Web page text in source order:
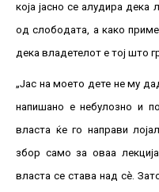
која јасно се алудира
од слободата, а како
дека владетелот е тој што
„Јас на моето дете не му
напишано е небулозно и
власта ќе го направи
збор само за оваа
власта се става над сè.